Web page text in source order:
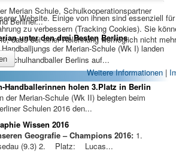
Merian Schule, Schulkooperationspartner
Berliner...
unter den drei Besten Berlins
der Merian-Schule (Wk I) landen
Schulhandballer Berlins auf...
Handballerinnen holen 3.Platz in Berlin
der Merian-Schule (Wk II) belegten beim
Schulen 2016 den...
Wissen 2016
Geografie – Champions 2016: 1.
(9.3) 2. Platz: Lucas...
Website. Einige von ihnen sind essenziell
zu verbessern (Tracking Cookies). Sie
dass bei einer Ablehnung womöglich nicht
Weitere Informationen|